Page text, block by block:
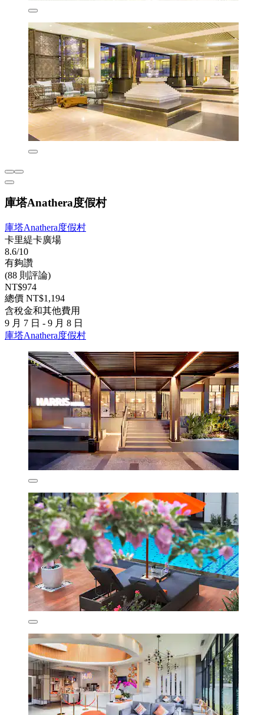
庫塔Anathera度假村
庫塔Anathera度假村
卡里緹卡廣場
8.6/10
有夠讚
(88 則評論)
NT$974
總價 NT$1,194
含稅金和其他費用
9 月 7 日 - 9 月 8 日
庫塔Anathera度假村